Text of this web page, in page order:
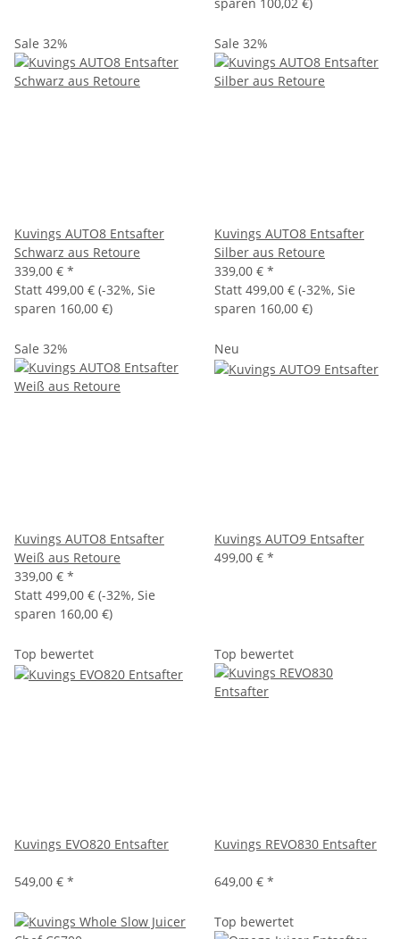
Sale 32%
Kuvings AUTO8 Entsafter
Schwarz aus Retoure
339,00 € *
Statt 499,00 € (-32%, Sie
sparen 160,00 €)
Sale 32%
Kuvings AUTO8 Entsafter
Silber aus Retoure
339,00 € *
Statt 499,00 € (-32%, Sie
sparen 160,00 €)
Sale 32%
Kuvings AUTO8 Entsafter
Weiß aus Retoure
339,00 € *
Statt 499,00 € (-32%, Sie
sparen 160,00 €)
Neu
Kuvings AUTO9 Entsafter
499,00 € *
Top bewertet
Kuvings EVO820 Entsafter
549,00 € *
Top bewertet
Kuvings REVO830 Entsafter
649,00 € *
Top bewertet